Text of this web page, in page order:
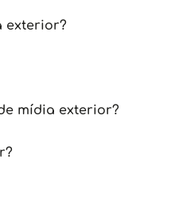
exterior?
mídia exterior?